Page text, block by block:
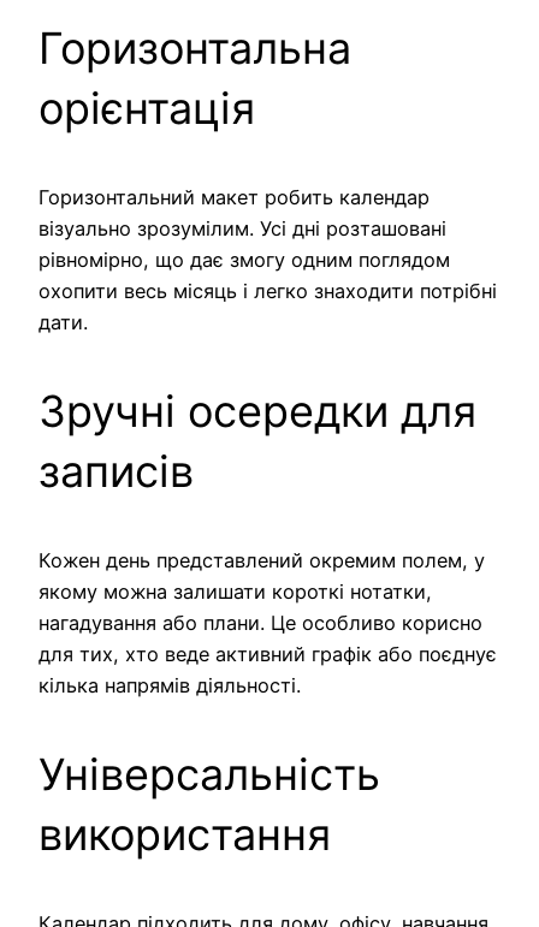
Горизонтальна
орієнтація
Горизонтальний макет робить календар
візуально зрозумілим. Усі дні розташовані
рівномірно, що дає змогу одним поглядом
охопити весь місяць і легко знаходити потрібні
дати.
Зручні осередки для
записів
Кожен день представлений окремим полем, у
якому можна залишати короткі нотатки,
нагадування або плани. Це особливо корисно
для тих, хто веде активний графік або поєднує
кілька напрямів діяльності.
Універсальність
використання